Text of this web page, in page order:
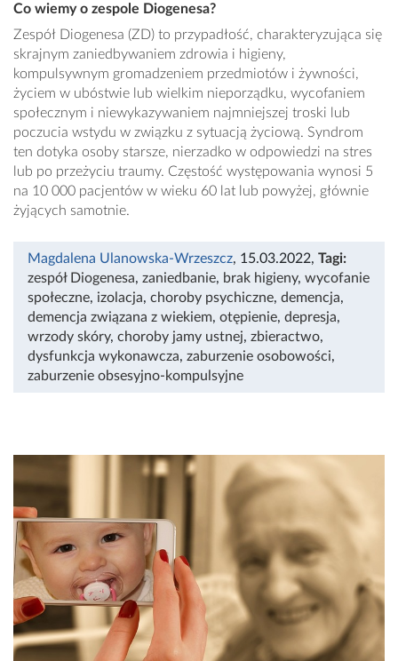
Co wiemy o zespole Diogenesa?
Zespół Diogenesa (ZD) to przypadłość, charakteryzująca się
skrajnym zaniedbywaniem zdrowia i higieny,
kompulsywnym gromadzeniem przedmiotów i żywności,
życiem w ubóstwie lub wielkim nieporządku, wycofaniem
społecznym i niewykazywaniem najmniejszej troski lub
poczucia wstydu w związku z sytuacją życiową. Syndrom
ten dotyka osoby starsze, nierzadko w odpowiedzi na stres
lub po przeżyciu traumy. Częstość występowania wynosi 5
na 10 000 pacjentów w wieku 60 lat lub powyżej, głównie
żyjących samotnie.
Magdalena Ulanowska-Wrzeszcz, 15.03.2022, Tagi:
zespół Diogenesa, zaniedbanie, brak higieny, wycofanie
społeczne, izolacja, choroby psychiczne, demencja,
demencja związana z wiekiem, otępienie, depresja,
wrzody skóry, choroby jamy ustnej, zbieractwo,
dysfunkcja wykonawcza, zaburzenie osobowości,
zaburzenie obsesyjno-kompulsyjne